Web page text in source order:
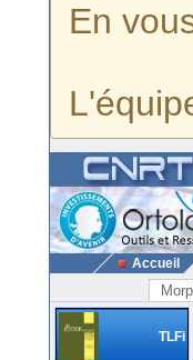
En
Accueil
TLFi